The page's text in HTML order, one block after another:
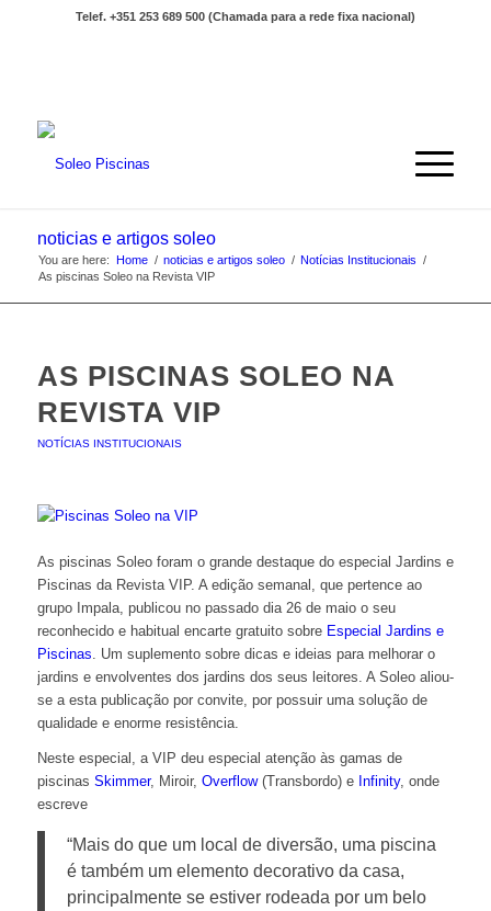
Telef. +351 253 689 500 (Chamada para a rede fixa nacional)
noticias e artigos soleo
You are here: Home / noticias e artigos soleo / Notícias Institucionais /
As piscinas Soleo na Revista VIP
AS PISCINAS SOLEO NA
REVISTA VIP
NOTÍCIAS INSTITUCIONAIS
As piscinas Soleo foram o grande destaque do especial Jardins e
Piscinas da Revista VIP. A edição semanal, que pertence ao
grupo Impala, publicou no passado dia 26 de maio o seu
reconhecido e habitual encarte gratuito sobre Especial Jardins e
Piscinas. Um suplemento sobre dicas e ideias para melhorar o
jardins e envolventes dos jardins dos seus leitores. A Soleo aliou-
se a esta publicação por convite, por possuir uma solução de
qualidade e enorme resistência.
Neste especial, a VIP deu especial atenção às gamas de
piscinas Skimmer, Miroir, Overflow(Transbordo) e Infinity, onde
escreve
“Mais do que um local de diversão, uma piscina
é também um elemento decorativo da casa,
principalmente se estiver rodeada por um belo